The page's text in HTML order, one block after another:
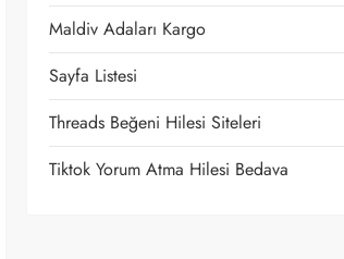
Maldiv Adaları Kargo
Sayfa Listesi
Threads Beğeni Hilesi Siteleri
Tiktok Yorum Atma Hilesi Bedava